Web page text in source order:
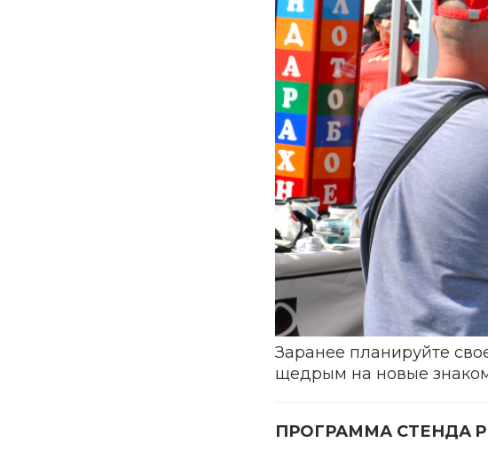
Заранее планируйте
щедрым на новые
ПРОГРАММА СТЕНДА